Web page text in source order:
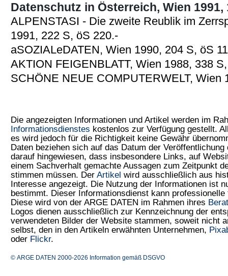
Datenschutz in Österreich, Wien 1991,
ALPENSTASI - Die zweite Reublik im
1991, 222 S, öS 220.-
aSOZIALeDATEN, Wien 1990, 204 S, öS
AKTION FEIGENBLATT, Wien 1988, 338
SCHÖNE NEUE COMPUTERWELT, Wien
Die angezeigten Informationen und Artikel werden im
Informationsdienstes kostenlos zur Verfügung gestellt.
es wird jedoch für die Richtigkeit keine Gewähr
Daten beziehen sich auf das Datum der
darauf hingewiesen, dass insbesondere Links, auf
einem Sachverhalt gemachte Aussagen zum Zeitpunkt
stimmen müssen. Der Artikel wird ausschließlich aus
Interesse angezeigt. Die Nutzung der Informationen ist
bestimmt. Dieser Informationsdienst kann
Diese wird von der ARGE DATEN im Rahmen ihres
Logos dienen ausschließlich zur Kennzeichnung der
verwendeten Bilder der Website stammen, soweit nicht
selbst, den in den Artikeln erwähnten Unternehmen,
oder Flickr.
© ARGE DATEN 2000-2026 Information gemäß DSGVO